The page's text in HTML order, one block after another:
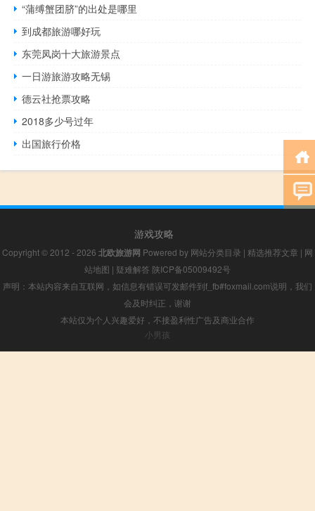
“蒲缚蟹团脐”的出处是哪里
到成都旅游哪好玩
东莞凤岗十大旅游景点
一日游旅游攻略无锡
德云社抢票攻略
2018多少号过年
出国旅行价格
游戏攻略
Copyright © 2012 - 2026 北欧旅游网 Powered by 网站分类目录 | 精选推荐文章 | 网
站地图 | 疑难解答 陕ICP备05009492号
声明：本站内容来自互联网，如信息有错误可发邮件到f_fb#foxmail.com说明，我们
会及时纠正，谢谢
本站仅为个人兴趣爱好，不接盈利性广告及商业合作
小男孩